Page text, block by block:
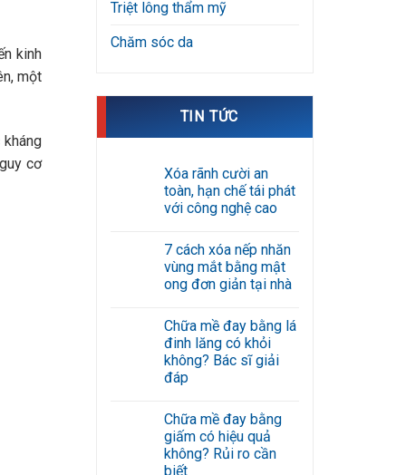
kinh
một
cơ
Triệt lông thẩm mỹ
Chăm sóc da
TIN TỨC
Xóa rãnh cười an
toàn, hạn chế tái phát
với công nghệ cao
bình
luận
ở
Xóa
an
toàn,
hạn
chế
tái
phát
nghệ
cao
7 cách xóa nếp nhăn
vùng mắt bằng mật
ong đơn giản tại nhà
bình
luận
ở
7
cách
xóa
vùng
mắt
bằng
mật
ong
Chữa mề đay bằng lá
đinh lăng có khỏi
không? Bác sĩ giải
đáp
bình
luận
ở
Chữa
mề
Chữa mề đay bằng
giấm có hiệu quả
không? Rủi ro cần
biết